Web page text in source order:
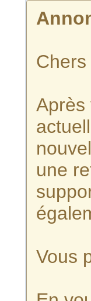
Après
une
Vous